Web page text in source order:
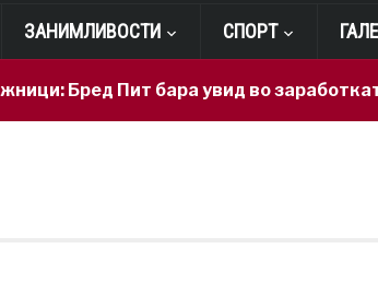
ЗАНИМЛИВОСТИ СПОРТ
Бред Пит бара увид во заработката на